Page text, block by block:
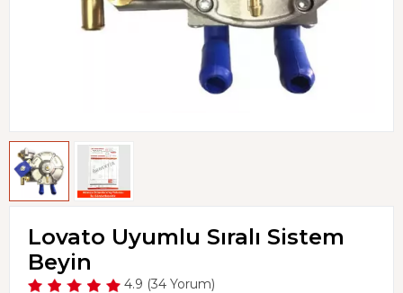
Lovato Uyumlu Sıralı Sistem
Beyin
4.9 (34 Yorum)